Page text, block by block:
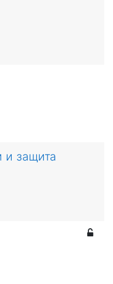
и защита